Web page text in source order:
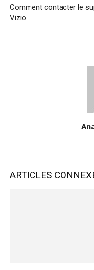
Comment contacter le
Vizio
ARTICLES